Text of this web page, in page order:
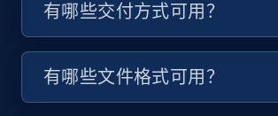
Youtube - Videos posts - Search
keyword and then apply relevant
有哪些交付方式可用？
有哪些文件格式可用？